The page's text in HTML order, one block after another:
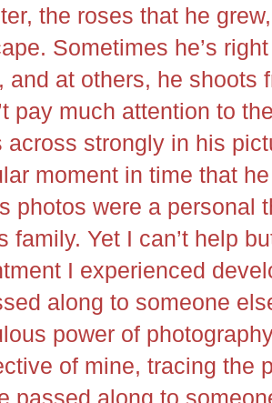
the roses that he
Sometimes he’s
and at others, he shoots
pay much attention to
across strongly in his
moment in time that
photos were a personal
family. Yet I can’t help
I experienced
along to someone
power of
of mine, tracing the
passed along to